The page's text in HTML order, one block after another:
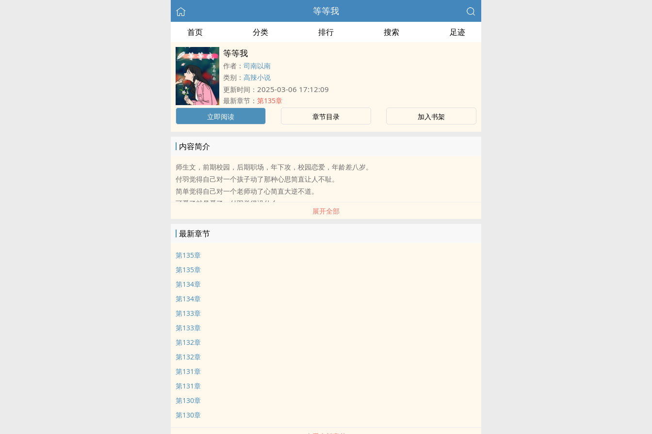
等等我
首页 分类 排行 搜索 足迹
等等我
作者： 司南以南
类别： 高辣小说
更新时间： 2025-03-06 17:12:09
最新章节： 第135章
立即阅读
章节目录 加入书架
内容简介
师生文，前期校园，后期职场，年下攻，校园恋爱，年龄差八岁。
付羽觉得自己对一个孩子动了那种心思简直让人不耻。
简单觉得自己对一个老师动了心简直大逆不道。
可爱了就是爱了，付羽觉得没什么
展开全部
最新章节
第135章
第135章
第134章
第134章
第133章
第133章
第132章
第132章
第131章
第131章
第130章
第130章